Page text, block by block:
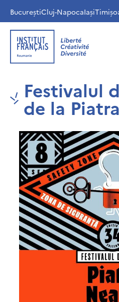
BucureștiCluj-NapocaIași
Festivalul
de la